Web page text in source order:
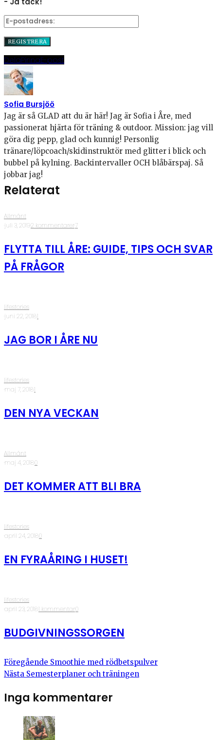
DelaPinnaE-post
Sofia Bursjöö
Jag är så GLAD att du är här! Jag är Sofia i Åre, med
passionerat hjärta för träning & outdoor. Mission: jag vill
göra dig pepp, glad och kunnig! Personlig
tränare/löpcoach/skidinstruktör med glitter i blick och
bubbel på kylning. Backintervaller OCH blåbärspaj. Så
jobbar jag!
Relaterat
Allmänt
·juli 3, 2019·2 kommentarer·7
FLYTTA TILL ÅRE: GUIDE, TIPS OCH SVAR
PÅ FRÅGOR
lifestories
·juni 22, 2018·1
JAG BOR I ÅRE NU
lifestories
·maj 7, 2018·1
DEN NYA VECKAN
Allmänt
·maj 4, 2018·0
DET KOMMER ATT BLI BRA
lifestories
·april 24, 2018·0
EN FYRAÅRING I HUSET!
lifestories
·april 23, 2018·1 kommentar·0
BUDGIVNINGSSORGEN
Föregående Smoothie med rödbetspulver
Nästa Semesterplaner och träningen
Inga kommentarer